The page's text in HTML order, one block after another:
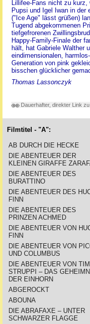
Lillifee-Fans nicht zu kurz,
Pupsi und Igel Iwan in der
("Ice Age" lässt grüßen)
Tugend abgekommenen
tiefgefrorenen
Happy-Family-Finale der
hält, hat Gabriele Walther
eindimensionalen,
Generation von pink
bisschen glücklicher
Thomas Lassonczyk
Dauerhafter, direkter Link
Filmtitel - "A":
AB DURCH DIE HECKE
DIE ABENTEUER DER
KLEINEN GIRAFFE
DIE ABENTEUER DES
BURATTINO
DIE ABENTEUER DES
FINN
DIE ABENTEUER DES
PRINZEN ACHMED
DIE ABENTEUER VON
FINN
DIE ABENTEUER VON
UND COLUMBUS
DIE ABENTEUER VON
STRUPPI – DAS
DER EINHORN
ABGEROCKT
ABOUNA
DIE ABRAFAXE – UNTER
SCHWARZER FLAGGE